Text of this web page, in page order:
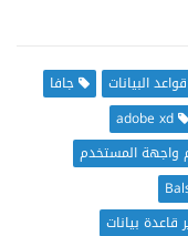
البيانات
جافا
adobe xd
واجهة المستخدم
قاعدة بيانات